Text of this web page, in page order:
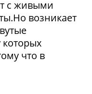
с живыми
возникает
которых
что в